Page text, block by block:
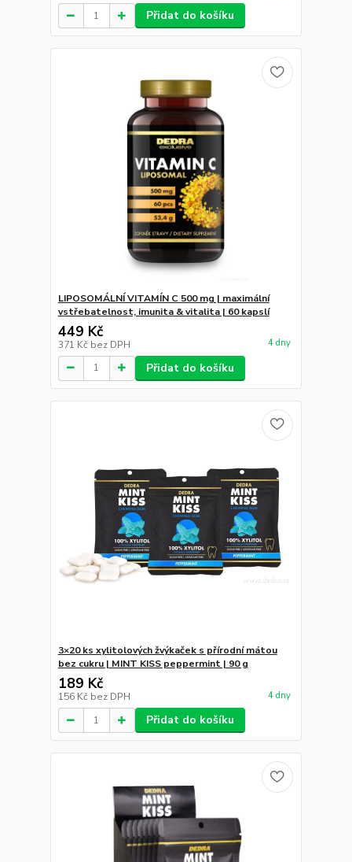
Přidat do košíku
LIPOSOMÁLNÍ VITAMÍN C 500 mg | maximální
vstřebatelnost, imunita & vitalita | 60 kapslí
449 Kč
371 Kč bez DPH 4 dny
Přidat do košíku
3×20 ks xylitolových žvýkaček s přírodní mátou
bez cukru | MINT KISS peppermint | 90 g
189 Kč
156 Kč bez DPH 4 dny
Přidat do košíku